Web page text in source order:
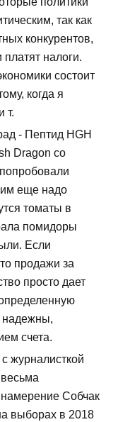
так как
конкурентов,
налоги.
состоит
когда я
т.
- Пептид HGH
Dragon со
еще надо
томаты в
помидоры
Если
продажи за
просто дает
счета.
журналисткой
Собчак
выборах в 2018